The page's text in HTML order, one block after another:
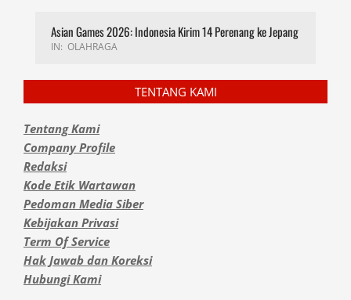
Asian Games 2026: Indonesia Kirim 14 Perenang ke Jepang
IN: OLAHRAGA
TENTANG KAMI
Tentang Kami
Company Profile
Redaksi
Kode Etik Wartawan
Pedoman Media Siber
Kebijakan Privasi
Term Of Service
Hak Jawab dan Koreksi
Hubungi Kami